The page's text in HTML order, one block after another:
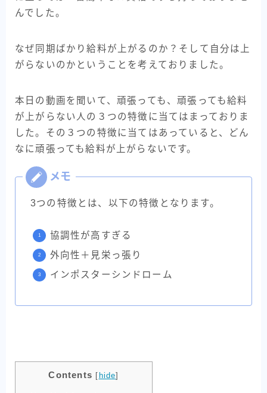
んでした。
なぜ同期ばかり給料が上がるのか？そして自分は上
がらないのかということを考えておりました。
本日の動画を聞いて、頑張っても、頑張っても給料
が上がらない人の３つの特徴に当てはまっておりま
した。その３つの特徴に当てはあっていると、どん
なに頑張っても給料が上がらないです。
3つの特徴とは、以下の特徴となります。
協調性が高すぎる
外向性＋見栄っ張り
インポスターシンドローム
Contents [ hide]